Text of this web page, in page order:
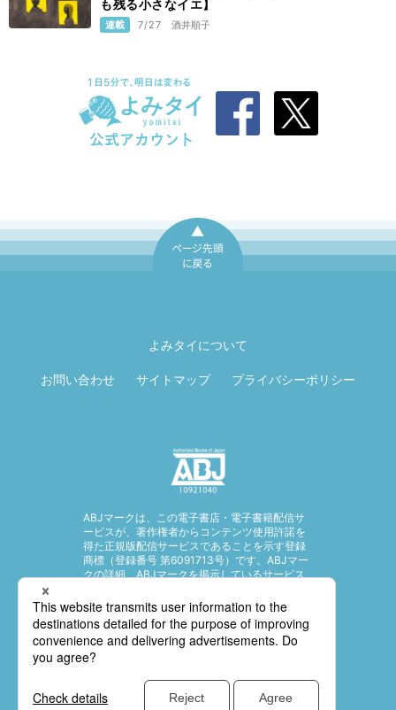
も残る小さなイエ】
連載 7/27 酒井順子
よみタイについて
お問い合わせ サイトマップ プライバシーポリシー
ABJマークは、この電子書店・電子書籍配信サ
ービスが、著作権者からコンテンツ使用許諾を
得た正規版配信サービスであることを示す登録
商標（登録番号 第6091713号）です。ABJマー
クの詳細、ABJマークを掲示しているサービス